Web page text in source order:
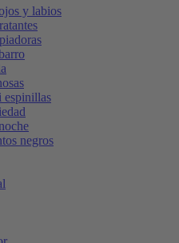
y labios
espinillas
negros